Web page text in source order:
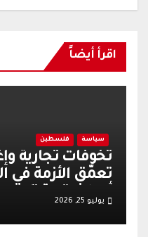
اقرأ أيضاً
سياسة فلسطين
تخوفات تجارية
تعمّق الأزمة في
أحداث قرية تل
يوليو 25, 2026